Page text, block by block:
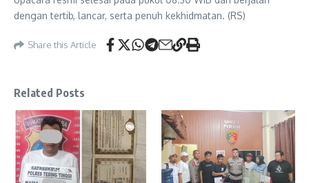
dengan tertib, lancar, serta penuh kekhidmatan. (RS)
Share this Article
Related Posts